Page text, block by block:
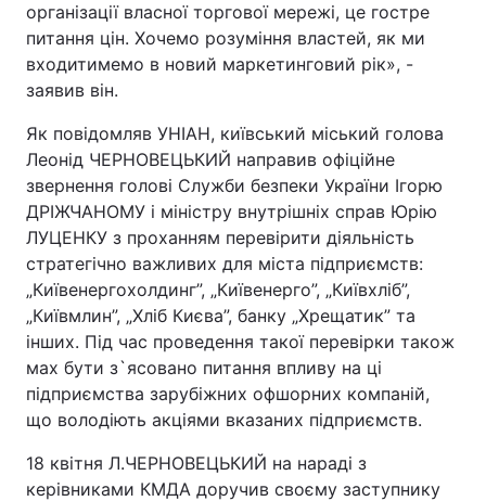
організації власної торгової мережі, це гостре
питання цін. Хочемо розуміння властей, як ми
входитимемо в новий маркетинговий рік», -
заявив він.
Як повідомляв УНІАН, київський міський голова
Леонід ЧЕРНОВЕЦЬКИЙ направив офіційне
звернення голові Служби безпеки України Ігорю
ДРІЖЧАНОМУ і міністру внутрішніх справ Юрію
ЛУЦЕНКУ з проханням перевірити діяльність
стратегічно важливих для міста підприємств:
„Київенергохолдинг”, „Київенерго”, „Київхліб”,
„Київмлин”, „Хліб Києва”, банку „Хрещатик” та
інших. Під час проведення такої перевірки також
мах бути з`ясовано питання впливу на ці
підприємства зарубіжних офшорних компаній,
що володіють акціями вказаних підприємств.
18 квітня Л.ЧЕРНОВЕЦЬКИЙ на нараді з
керівниками КМДА доручив своєму заступнику